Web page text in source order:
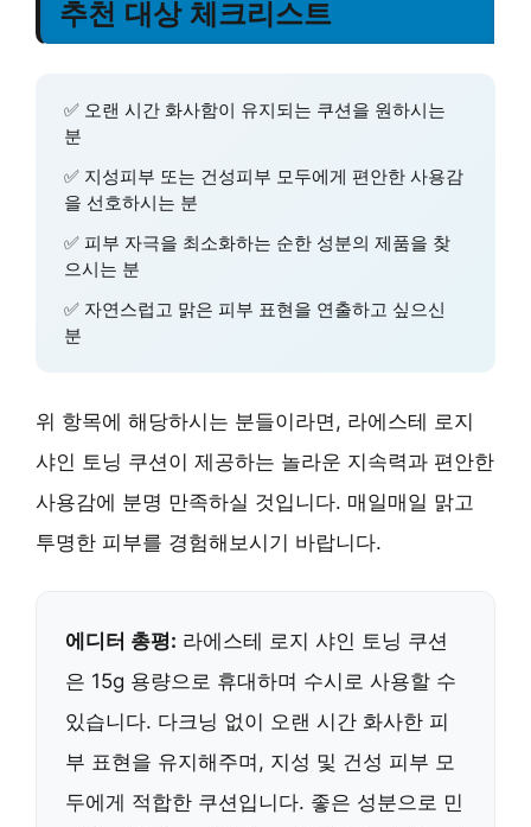
추천 대상 체크리스트
✅ 오랜 시간 화사함이 유지되는 쿠션을 원하시는
분
✅ 지성피부 또는 건성피부 모두에게 편안한 사용감
을 선호하시는 분
✅ 피부 자극을 최소화하는 순한 성분의 제품을 찾
으시는 분
✅ 자연스럽고 맑은 피부 표현을 연출하고 싶으신
분
위 항목에 해당하시는 분들이라면, 라에스테 로지
샤인 토닝 쿠션이 제공하는 놀라운 지속력과 편안한
사용감에 분명 만족하실 것입니다. 매일매일 맑고
투명한 피부를 경험해보시기 바랍니다.
에디터 총평: 라에스테 로지 샤인 토닝 쿠션
은 15g 용량으로 휴대하며 수시로 사용할 수
있습니다. 다크닝 없이 오랜 시간 화사한 피
부 표현을 유지해주며, 지성 및 건성 피부 모
두에게 적합한 쿠션입니다. 좋은 성분으로 민